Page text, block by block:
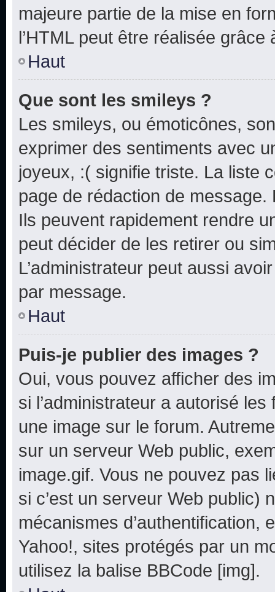
majeure partie de la mise en
l’HTML peut être réalisée grâce
Haut
Que sont les smileys ?
Les smileys, ou émoticônes,
exprimer des sentiments avec
joyeux, :( signifie triste. La liste
page de rédaction de
Ils peuvent rapidement rendre
peut décider de les retirer ou
L’administrateur peut aussi
par message.
Haut
Puis-je publier des images ?
Oui, vous pouvez afficher des
si l’administrateur a autorisé
une image sur le forum.
sur un serveur Web public,
image.gif. Vous ne pouvez pas
si c’est un serveur Web public)
mécanismes d’authentification,
Yahoo!, sites protégés par un
utilisez la balise BBCode [img].